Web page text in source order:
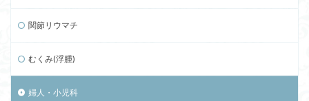
関節リウマチ
むくみ(浮腫)
婦人・小児科